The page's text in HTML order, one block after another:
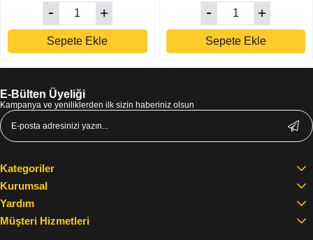
Sepete Ekle Sepete Ekle
E-Bülten Üyeliği
Kampanya ve yeniliklerden ilk sizin haberiniz olsun
Kategoriler
Kurumsal
Yardım
Müşteri Hizmetleri